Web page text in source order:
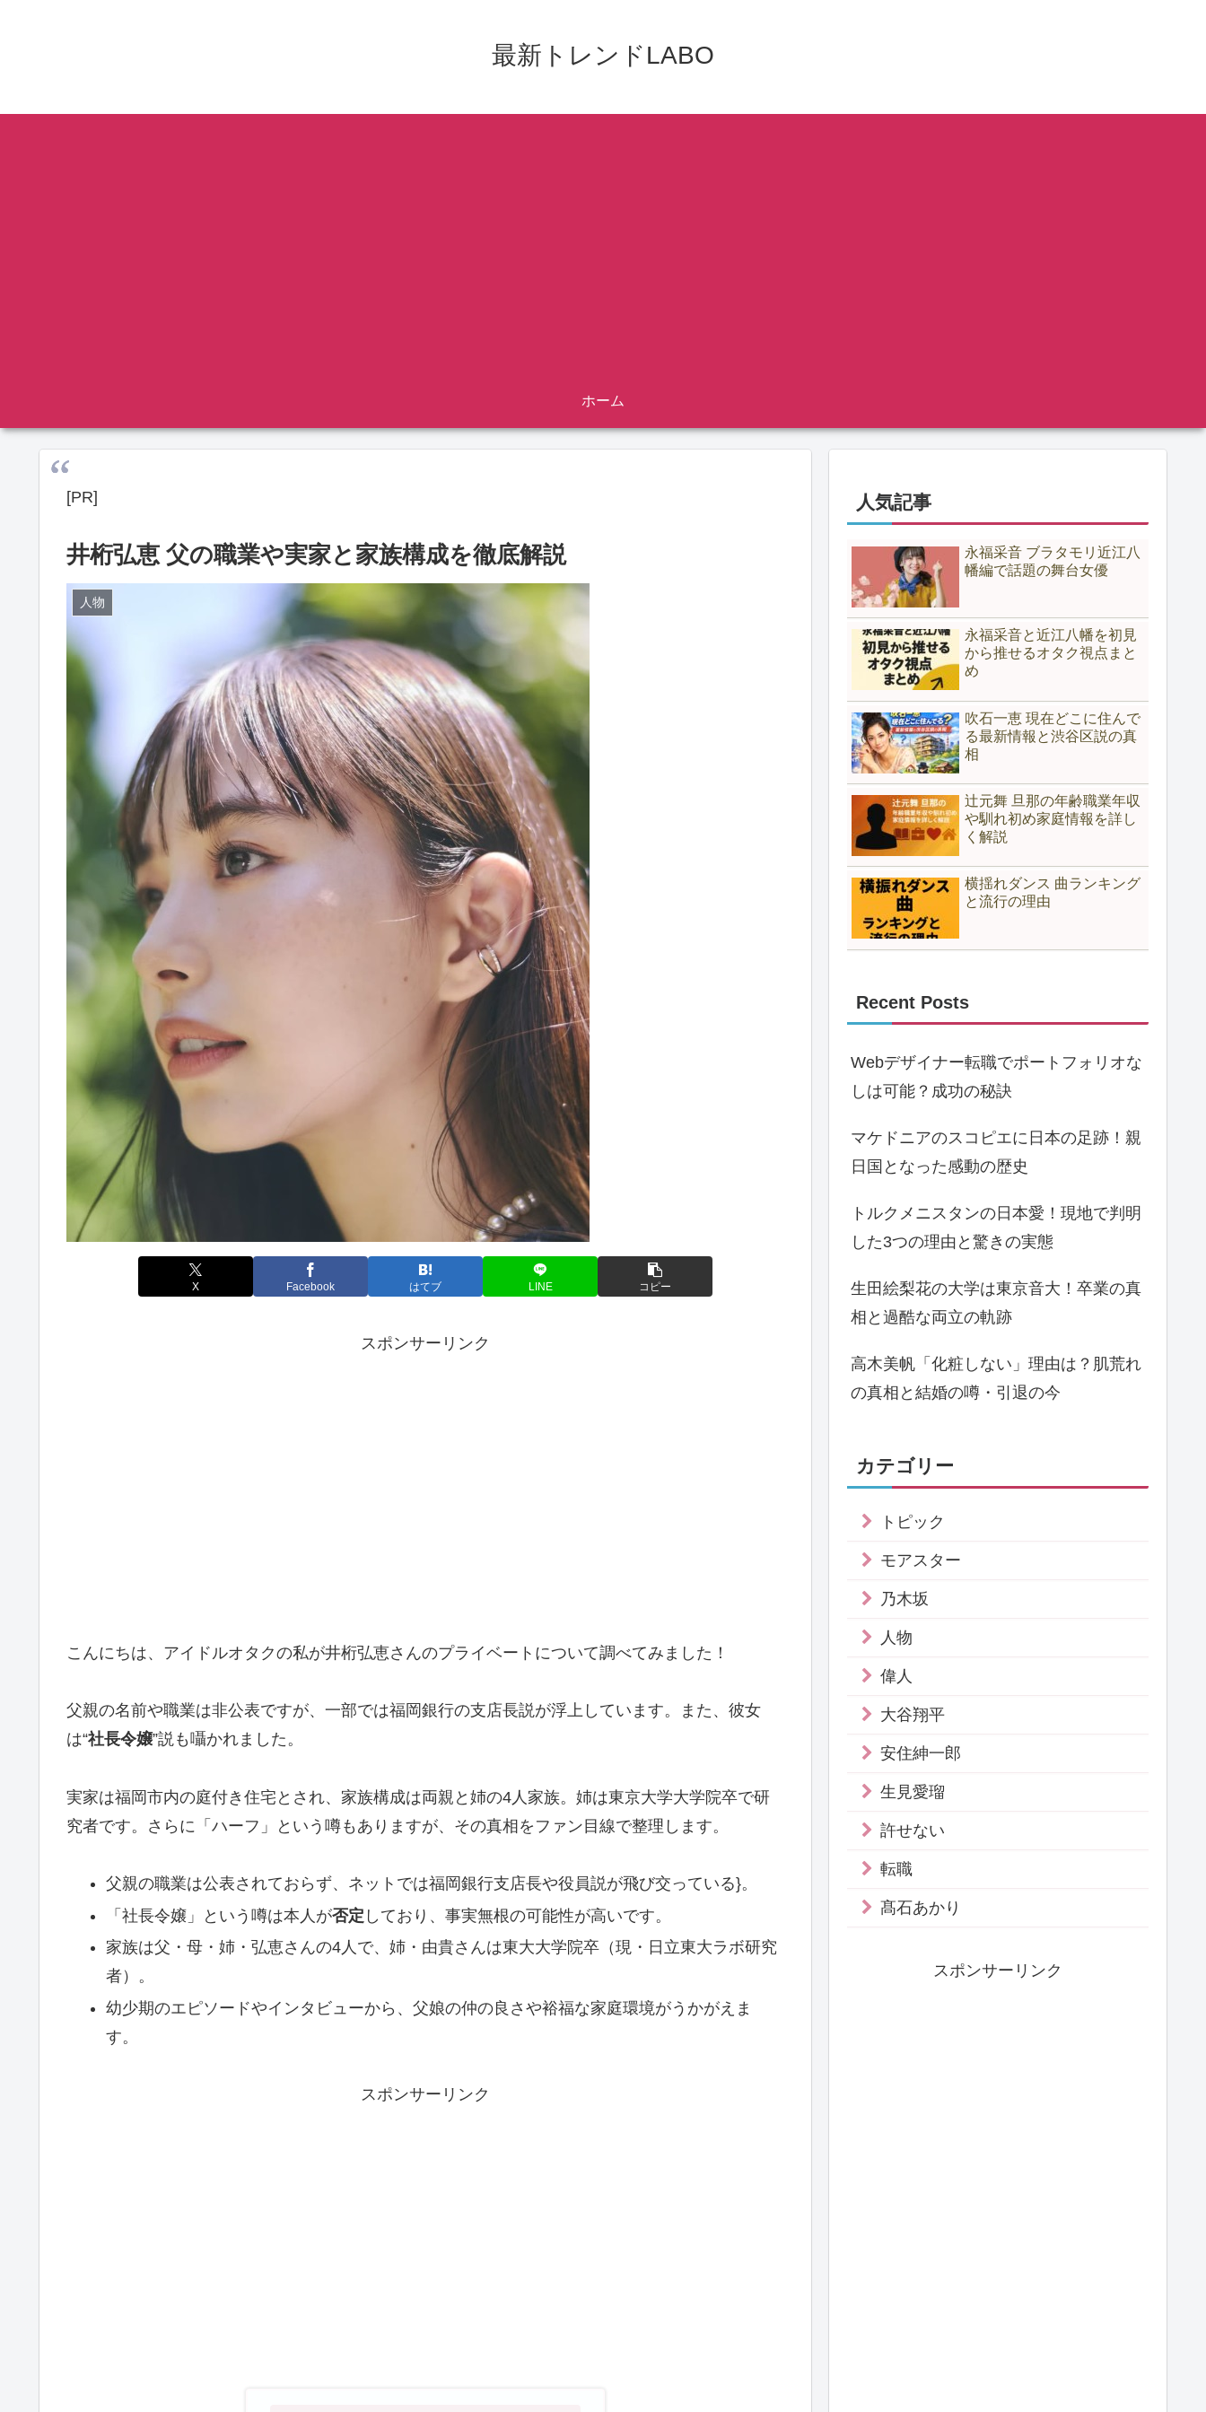
最新トレンドLABO
ホーム
[PR]
井桁弘恵 父の職業や実家と家族構成を徹底解説
人物
X Facebook はてブ LINE コピー
スポンサーリンク
こんにちは、アイドルオタクの私が井桁弘恵さんのプライベートについて調べてみました！
父親の名前や職業は非公表ですが、一部では福岡銀行の支店長説が浮上しています。また、彼女
は“社長令嬢”説も囁かれました。
実家は福岡市内の庭付き住宅とされ、家族構成は両親と姉の4人家族。姉は東京大学大学院卒で研
究者です。さらに「ハーフ」という噂もありますが、その真相をファン目線で整理します。
父親の職業は公表されておらず、ネットでは福岡銀行支店長や役員説が飛び交っている}。
「社長令嬢」という噂は本人が否定 しており、事実無根の可能性が高いです。
家族は父・母・姉・弘恵さんの4人で、姉・由貴さんは東大大学院卒（現・日立東大ラボ研究
者）。
幼少期のエピソードやインタビューから、父娘の仲の良さや裕福な家庭環境がうかがえま
す。
スポンサーリンク
人気記事
永福采音 ブラタモリ近江八
幡編で話題の舞台女優
永福采音と近江八幡を初見
から推せるオタク視点まと
め
吹石一恵 現在どこに住んで
る最新情報と渋谷区説の真
相
辻元舞 旦那の年齢職業年収
や馴れ初め家庭情報を詳し
く解説
横揺れダンス 曲ランキング
と流行の理由
Recent Posts
Webデザイナー転職でポートフォリオな
しは可能？成功の秘訣
マケドニアのスコピエに日本の足跡！親
日国となった感動の歴史
トルクメニスタンの日本愛！現地で判明
した3つの理由と驚きの実態
生田絵梨花の大学は東京音大！卒業の真
相と過酷な両立の軌跡
高木美帆「化粧しない」理由は？肌荒れ
の真相と結婚の噂・引退の今
カテゴリー
トピック
モアスター
乃木坂
人物
偉人
大谷翔平
安住紳一郎
生見愛瑠
許せない
転職
髙石あかり
スポンサーリンク